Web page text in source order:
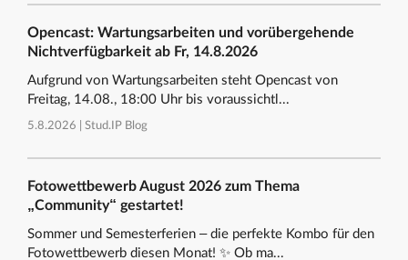
Opencast: Wartungsarbeiten und vorübergehende
Nichtverfügbarkeit ab Fr, 14.8.2026
Aufgrund von Wartungsarbeiten steht Opencast von
Freitag, 14.08., 18:00 Uhr bis voraussichtl...
5.8.2026 | Stud.IP Blog
Fotowettbewerb August 2026 zum Thema
„Community“ gestartet!
Sommer und Semesterferien – die perfekte Kombo für den
Fotowettbewerb diesen Monat! ✨ Ob ma...